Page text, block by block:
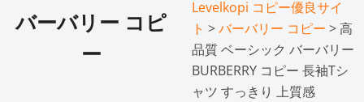
バーバリー コピ
ー
Levelkopi コピー優良サイ
ト >バーバリー コピー > 高
品質 ベーシック バーバリー
BURBERRY コピー 長袖Tシ
ャツ すっきり 上質感